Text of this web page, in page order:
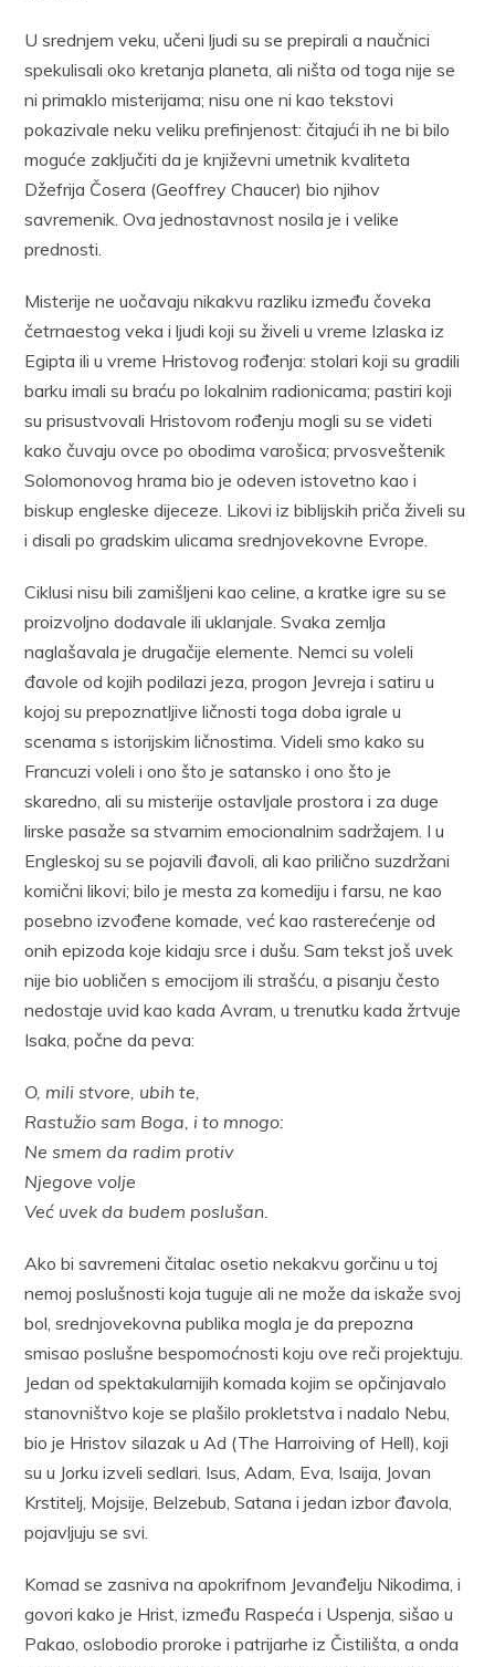
U srednjem veku, učeni ljudi su se prepirali a naučnici
spekulisali oko kretanja planeta, ali ništa od toga nije se
ni primaklo misterijama; nisu one ni kao tekstovi
pokazivale neku veliku prefinjenost: čitajući ih ne bi bilo
moguće zaključiti da je književni umetnik kvaliteta
Džefrija Čosera (Geoffrey Chaucer) bio njihov
savremenik. Ova jednostavnost nosila je i velike
prednosti.
Misterije ne uočavaju nikakvu razliku između čoveka
četrnaestog veka i ljudi koji su živeli u vreme Izlaska iz
Egipta ili u vreme Hristovog rođenja: stolari koji su gradili
barku imali su braću po lokalnim radionicama; pastiri koji
su prisustvovali Hristovom rođenju mogli su se videti
kako čuvaju ovce po obodima varošica; prvosveštenik
Solomonovog hrama bio je odeven istovetno kao i
biskup engleske dijeceze. Likovi iz biblijskih priča živeli su
i disali po gradskim ulicama srednjovekovne Evrope.
Ciklusi nisu bili zamišljeni kao celine, a kratke igre su se
proizvoljno dodavale ili uklanjale. Svaka zemlja
naglašavala je drugačije elemente. Nemci su voleli
đavole od kojih podilazi jeza, progon Jevreja i satiru u
kojoj su prepoznatljive ličnosti toga doba igrale u
scenama s istorijskim ličnostima. Videli smo kako su
Francuzi voleli i ono što je satansko i ono što je
skaredno, ali su misterije ostavljale prostora i za duge
lirske pasaže sa stvarnim emocionalnim sadržajem. I u
Engleskoj su se pojavili đavoli, ali kao prilično suzdržani
komični likovi; bilo je mesta za komediju i farsu, ne kao
posebno izvođene komade, već kao rasterećenje od
onih epizoda koje kidaju srce i dušu. Sam tekst još uvek
nije bio uobličen s emocijom ili strašću, a pisanju često
nedostaje uvid kao kada Avram, u trenutku kada žrtvuje
Isaka, počne da peva:
O, mili stvore, ubih te,
Rastužio sam Boga, i to mnogo:
Ne smem da radim protiv
Njegove volje
Već uvek da budem poslušan.
Ako bi savremeni čitalac osetio nekakvu gorčinu u toj
nemoj poslušnosti koja tuguje ali ne može da iskaže svoj
bol, srednjovekovna publika mogla je da prepozna
smisao poslušne bespomoćnosti koju ove reči projektuju.
Jedan od spektakularnijih komada kojim se opčinjavalo
stanovništvo koje se plašilo prokletstva i nadalo Nebu,
bio je Hristov silazak u Ad (The Harroiving of Hell), koji
su u Jorku izveli sedlari. Isus, Adam, Eva, Isaija, Jovan
Krstitelj, Mojsije, Belzebub, Satana i jedan izbor đavola,
pojavljuju se svi.
Komad se zasniva na apokrifnom Jevanđelju Nikodima, i
govori kako je Hrist, između Raspeća i Uspenja, sišao u
Pakao, oslobodio proroke i patrijarhe iz Čistilišta, a onda